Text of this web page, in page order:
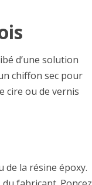
d’une solution
chiffon sec pour
cire ou de vernis
de la résine époxy.